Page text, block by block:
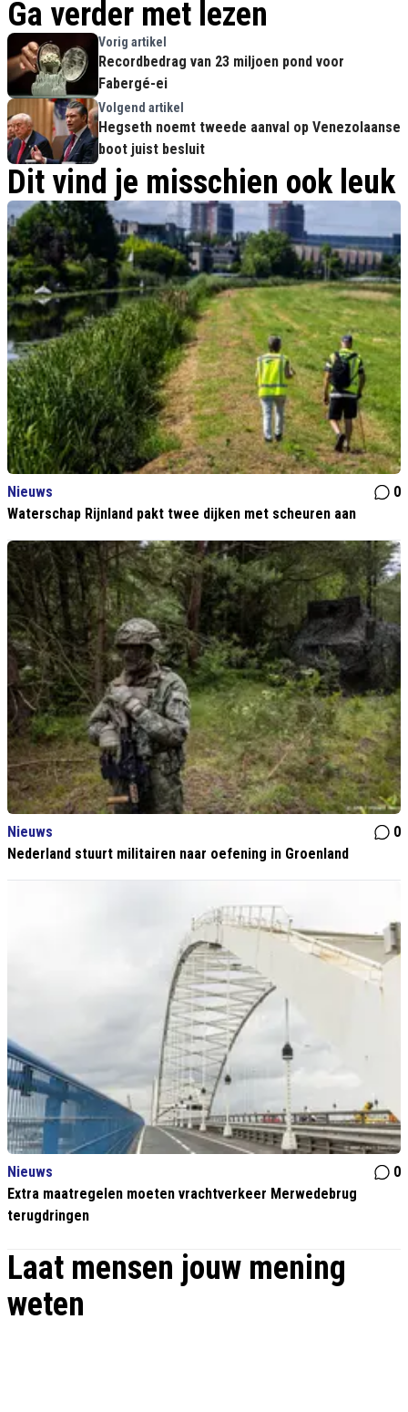
Ga verder met lezen
Vorig artikel
Recordbedrag van 23 miljoen pond voor
Fabergé-ei
Volgend artikel
Hegseth noemt tweede aanval op Venezolaanse
boot juist besluit
Dit vind je misschien ook leuk
Nieuws
0
Waterschap Rijnland pakt twee dijken met scheuren aan
Nieuws
0
Nederland stuurt militairen naar oefening in Groenland
Nieuws
0
Extra maatregelen moeten vrachtverkeer Merwedebrug
terugdringen
Laat mensen jouw mening
weten